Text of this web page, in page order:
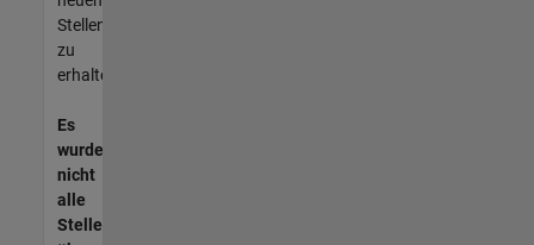
Stellenangeboten
zu
erhalten.
Es
wurden
nicht
alle
Stellen